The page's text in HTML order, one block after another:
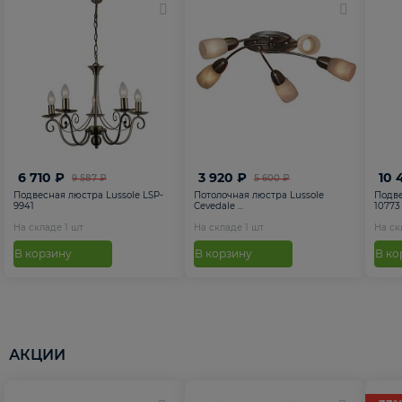
9 587 ₽
6 710 ₽
Подвесная люстра Lussole LSP-
9941
На складе 1 шт
В корзину
5 600 ₽
3 920 ₽
Потолочная люстра Lussole
Cevedale ...
На складе 1 шт
В корзину
10
10773
На
В
АКЦИИ